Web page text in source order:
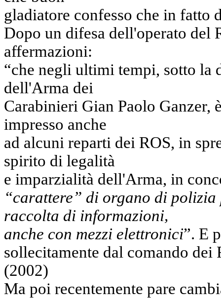
gladiatore confesso che in fatto
Dopo un difesa dell'operato del
affermazioni:
“che negli ultimi tempi, sotto la
dell'Arma dei
Carabinieri Gian Paolo Ganzer,
impresso anche
ad alcuni reparti dei ROS, in
spirito di legalità
e imparzialità dell'Arma, in
“carattere” di organo di
raccolta di informazioni,
anche con mezzi elettronici”. E
sollecitamente dal comando dei
(2002)
Ma poi recentemente pare